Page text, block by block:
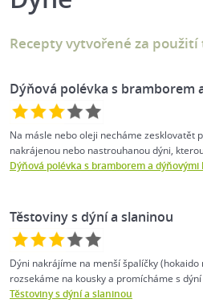
Recepty vytvořené za
Dýňová polévka s bramborem
Na másle nebo oleji necháme zesklovatět
nakrájenou nebo nastrouhanou dýni,
Dýňová polévka s bramborem a
Těstoviny s dýní a slaninou
Dýni nakrájíme na menší špalíčky
rozsekáme na kousky a promícháme s
Těstoviny s dýní a slaninou